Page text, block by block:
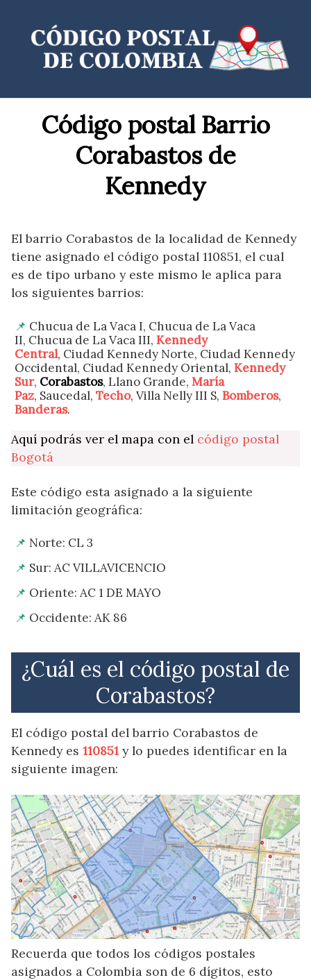
contenido
Código postal Barrio
Corabastos de
Kennedy
El barrio Corabastos de la localidad de Kennedy
tiene asignado el código postal 110851, el cual
es de tipo urbano y este mismo le aplica para
los siguientes barrios:
Chucua de La Vaca I, Chucua de La Vaca
II, Chucua de La Vaca III, Kennedy
Central, Ciudad Kennedy Norte, Ciudad Kennedy
Occidental, Ciudad Kennedy Oriental, Kennedy
Sur, Corabastos, Llano Grande, María
Paz, Saucedal, Techo, Villa Nelly III S, Bomberos,
Banderas.
Aquí podrás ver el mapa con el código postal
Bogotá
Este código esta asignado a la siguiente
limitación geográfica:
Norte: CL 3
Sur: AC VILLAVICENCIO
Oriente: AC 1 DE MAYO
Occidente: AK 86
¿Cuál es el código postal de
Corabastos?
El código postal del barrio Corabastos de
Kennedy es 110851 y lo puedes identificar en la
siguiente imagen:
Recuerda que todos los códigos postales
asignados a Colombia son de 6 dígitos, esto